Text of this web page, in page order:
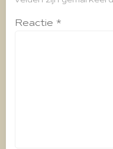
Reactie *